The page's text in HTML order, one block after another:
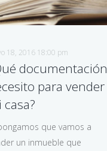
18, 2016 18:00 pm
documentación
para vender
casa?
que vamos a
un inmueble que